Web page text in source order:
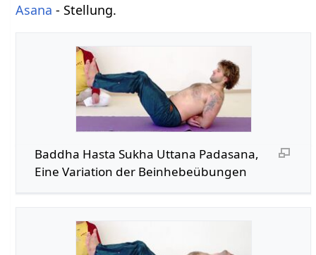
Asana - Stellung.
Baddha Hasta Sukha Uttana Padasana,
Eine Variation der Beinhebeübungen